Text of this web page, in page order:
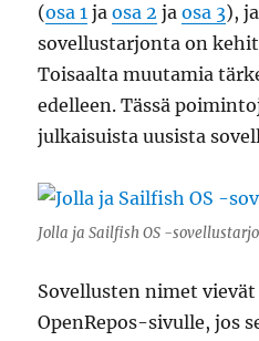
(osa 1 jaosa 2 jaosa 3),
sovellustarjonta on
Toisaalta muutamia
edelleen. Tässä
julkaisuista uusista
Jolla ja Sailfish OS -
Sovellusten nimet
OpenRepos-sivulle, jos